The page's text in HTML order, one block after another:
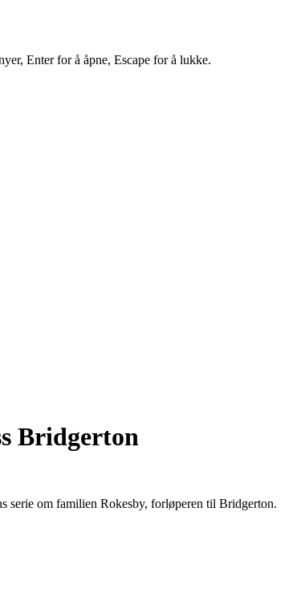
Enter for å åpne, Escape for å lukke.
Bridgerton
serie om familien Rokesby, forløperen til Bridgerton.